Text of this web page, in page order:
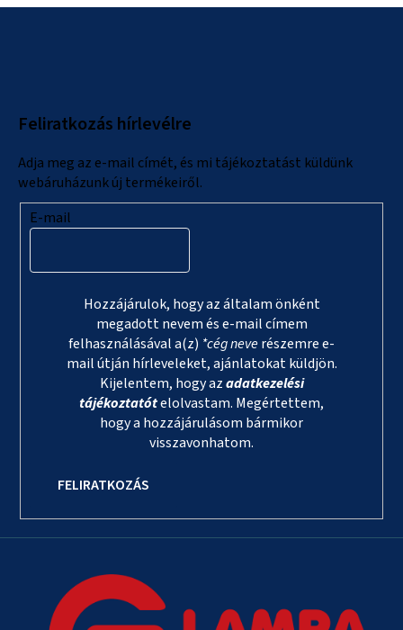
Feliratkozás hírlevélre
Adja meg az e-mail címét, és mi tájékoztatást küldünk
webáruházunk új termékeiről.
E-mail
Hozzájárulok, hogy az általam önként
megadott nevem és e-mail címem
felhasználásával a(z) *cég neverészemre e-
mail útján hírleveleket, ajánlatokat küldjön.
Kijelentem, hogy azadatkezelési
tájékoztatótelolvastam. Megértettem,
hogy a hozzájárulásom bármikor
visszavonhatom.
FELIRATKOZÁS